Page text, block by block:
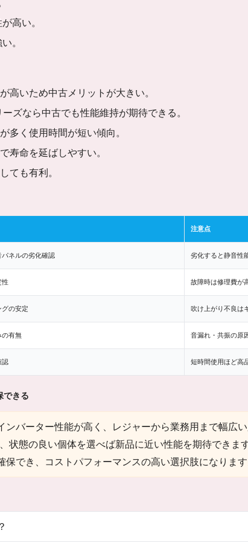
高い。
。
高いため中古メリットが大きい。
ーズなら中古でも性能維持が期待できる。
多く使用時間が短い傾向。
寿命を延ばしやすい。
ても有利。
注意点
ネルの劣化確認 劣化すると静音性
性 故障時は修理費が
の安定 吹け上がり不良は
の有無 音漏れ・共振の原
認 短時間使用ほど高
できる
バーター性能が高く、レジャーから業務用まで幅広い
態の良い個体を選べば新品に近い性能を期待できます
でき、コストパフォーマンスの高い選択肢になります